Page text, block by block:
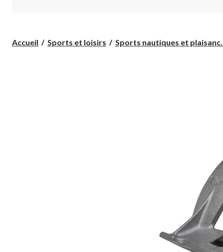
Accueil Sports et loisirs Sports nautiques et plaisanc...